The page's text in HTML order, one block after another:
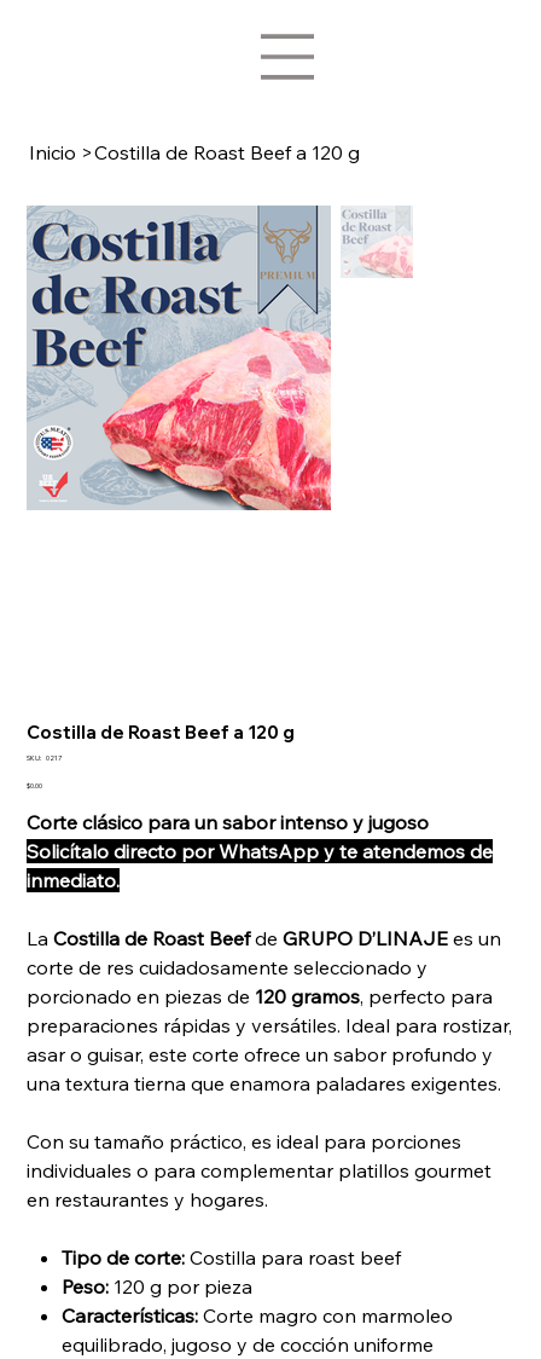
Inicio >Costilla de Roast Beef a 120 g
Costilla de Roast Beef a 120 g
SKU: SKU
0217
Precio
$0.00
Corte clásico para un sabor intenso y jugoso
Solicítalo directo por WhatsApp y te atendemos de
inmediato.
LaCostilla de Roast BeefdeGRUPO D’LINAJE es un
corte de res cuidadosamente seleccionado y
porcionado en piezas de 120 gramos, perfecto para
preparaciones rápidas y versátiles. Ideal para rostizar,
asar o guisar, este corte ofrece un sabor profundo y
una textura tierna que enamora paladares exigentes.
Con su tamaño práctico, es ideal para porciones
individuales o para complementar platillos gourmet
en restaurantes y hogares.
Tipo de corte: Costilla para roast beef
Peso: 120 g por pieza
Características: Corte magro con marmoleo
equilibrado, jugoso y de cocción uniforme